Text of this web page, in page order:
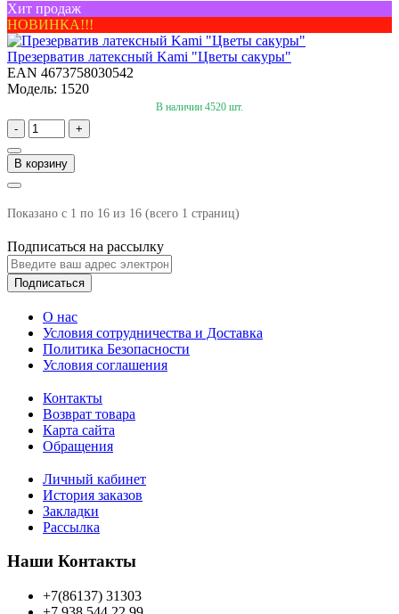
Хит продаж
НОВИНКА!!!
Презерватив латексный Kami "Цветы сакуры"
EAN 4673758030542
Модель: 1520
В наличии 4520 шт.
- +
В корзину
Показано с 1 по 16 из 16 (всего 1 страниц)
Подписаться на рассылку
Подписаться
О нас
Условия сотрудничества и Доставка
Политика Безопасности
Условия соглашения
Контакты
Возврат товара
Карта сайта
Обращения
Личный кабинет
История заказов
Закладки
Рассылка
Наши Контакты
+7(86137) 31303